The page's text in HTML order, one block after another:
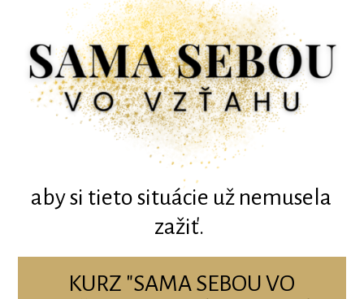
aby si tieto situácie už nemusela
zažiť.
KURZ "SAMA SEBOU VO